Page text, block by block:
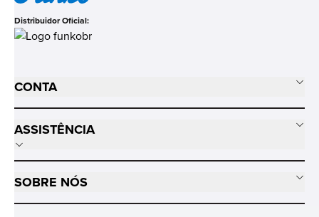
Distribuidor Oficial:
CONTA
ASSISTÊNCIA
SOBRE NÓS